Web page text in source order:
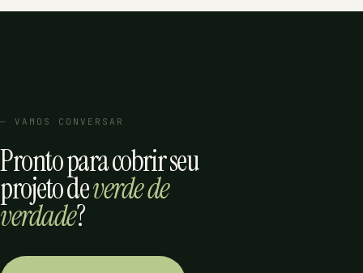
— VAMOS CONVERSAR
Pronto para cobrir seu
projeto deverde de
verdade?